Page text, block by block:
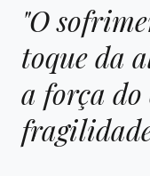
"O
toque da
a força